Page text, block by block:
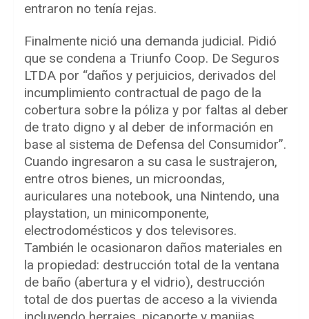
entraron no tenía rejas.
Finalmente nició una demanda judicial. Pidió
que se condena a Triunfo Coop. De Seguros
LTDA por “daños y perjuicios, derivados del
incumplimiento contractual de pago de la
cobertura sobre la póliza y por faltas al deber
de trato digno y al deber de información en
base al sistema de Defensa del Consumidor”.
Cuando ingresaron a su casa le sustrajeron,
entre otros bienes, un microondas,
auriculares una notebook, una Nintendo, una
playstation, un minicomponente,
electrodomésticos y dos televisores.
También le ocasionaron daños materiales en
la propiedad: destrucción total de la ventana
de baño (abertura y el vidrio), destrucción
total de dos puertas de acceso a la vivienda